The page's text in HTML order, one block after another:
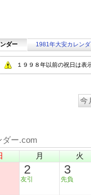
ダー 1981年大安カレン
１９９８年以前の祝日は表
ダー.com
月 火
2
友引
3
先負